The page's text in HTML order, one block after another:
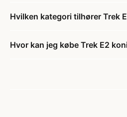
Hvilken kategori tilhører Trek
Hvor kan jeg købe Trek E2